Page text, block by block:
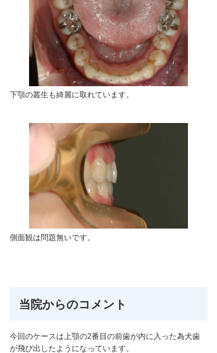
下顎の叢生も綺麗に取れています。
側面観は問題無いです。
当院からのコメント
今回のケースは上顎の2番目の前歯が内に入った為犬歯
が飛び出したようになっています。